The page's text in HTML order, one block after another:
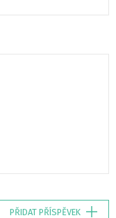
PŘIDAT PŘÍSPĚVEK